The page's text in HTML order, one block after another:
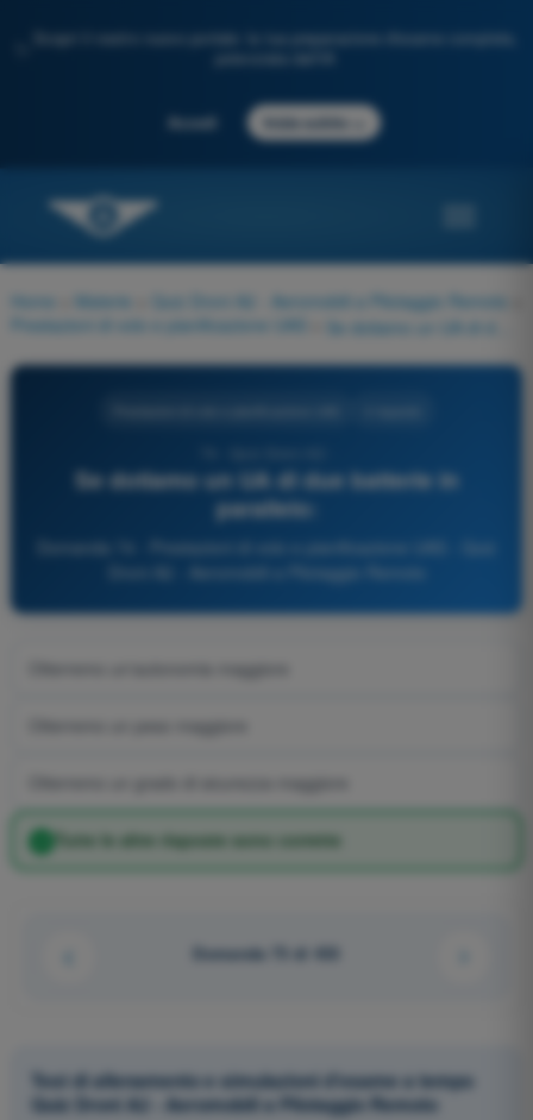
Scopri il nostro nuovo portale: la tua preparazione d'esame completa,
Accedi Inizia subito
Home Materie Quiz Droni A2 - Aeromobili a Pilotaggio Remoto
Prestazioni di volo e pianificazione UAS
Se dotiamo un UA di due batterie in
parallelo:
Droni A2 - Aeromobili a Pilotaggio Remoto
Otterremo un'autonomia maggiore
Otterremo un peso maggiore
Otterremo un grado di sicurezza maggiore
Tutte le altre risposte sono corrette
Domanda 73 di 433
Test di allenamento e simulazioni d'esame a tempo
Quiz Droni A2 - Aeromobili a Pilotaggio Remoto